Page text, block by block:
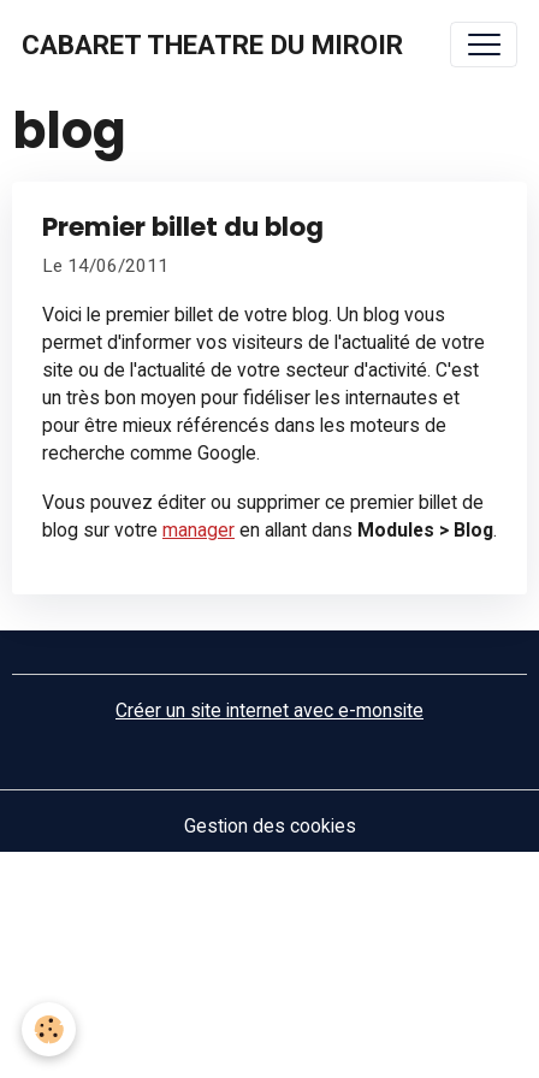
CABARET THEATRE DU MIROIR
blog
Premier billet du blog
Le 14/06/2011
Voici le premier billet de votre blog. Un blog vous
permet d'informer vos visiteurs de l'actualité de votre
site ou de l'actualité de votre secteur d'activité. C'est
un très bon moyen pour fidéliser les internautes et
pour être mieux référencés dans les moteurs de
recherche comme Google.
Vous pouvez éditer ou supprimer ce premier billet de
blog sur votre manager en allant dans Modules > Blog.
Créer un site internet avec e-monsite
Gestion des cookies